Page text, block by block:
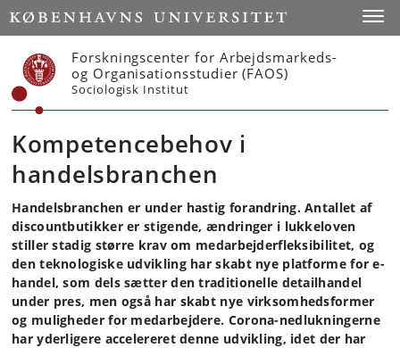
Start
Forskningscenter for Arbejdsmarkeds-
og Organisationsstudier (FAOS)
Sociologisk Institut
Kompetencebehov i
handelsbranchen
Handelsbranchen er under hastig forandring. Antallet af
discountbutikker er stigende, ændringer i lukkeloven
stiller stadig større krav om medarbejderfleksibilitet, og
den teknologiske udvikling har skabt nye platforme for e-
handel, som dels sætter den traditionelle detailhandel
under pres, men også har skabt nye virksomhedsformer
og muligheder for medarbejdere. Corona-nedlukningerne
har yderligere accelereret denne udvikling, idet der har